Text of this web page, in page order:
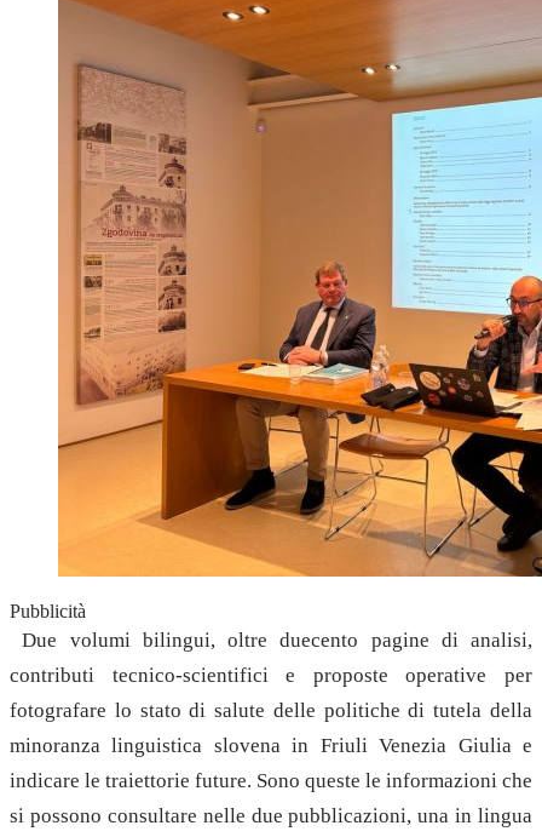
Pubblicità
Due volumi bilingui, oltre duecento pagine di analisi,
contributi tecnico-scientifici e proposte operative per
fotografare lo stato di salute delle politiche di tutela della
minoranza linguistica slovena in Friuli Venezia Giulia e
indicare le traiettorie future. Sono queste le informazioni che
si possono consultare nelle due pubblicazioni, una in lingua